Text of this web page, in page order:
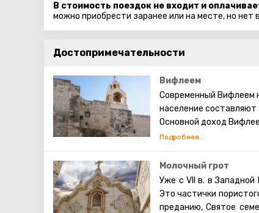
В стоимость поездок не входит и
можно приобрести заранее или на месте, но
Достопримечательности
Вифлеем
Современный Вифлеем
население
Основной доход
христианские
транслируют по всему
храма Рождества
этом храме есть
Избиенных младенцев.
Молочный грот
Уже с VII в. в Западной
Это частички
преданию,Святое